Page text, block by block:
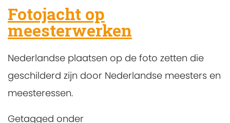
Fotojacht op
meesterwerken
Nederlandse plaatsen op de foto zetten die
geschilderd zijn door Nederlandse meesters en
meesteressen.
Getagged onder